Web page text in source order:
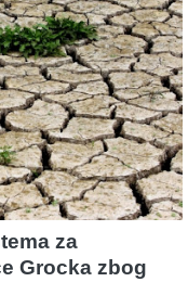
za
Grocka zbog